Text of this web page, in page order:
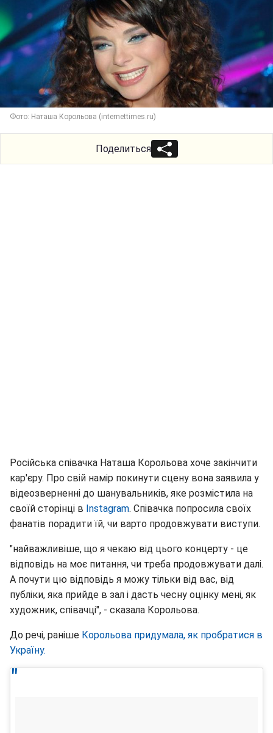
Фото: Наташа Корольова (internettimes.ru)
Поделиться
Російська співачка Наташа Корольова хоче закінчити
кар'єру. Про свій намір покинути сцену вона заявила у
відеозверненні до шанувальників, яке розмістила на
своїй сторінці в Instagram. Співачка попросила своїх
фанатів порадити їй, чи варто продовжувати виступи.
"найважливіше, що я чекаю від цього концерту - це
відповідь на моє питання, чи треба продовжувати далі.
А почути цю відповідь я можу тільки від вас, від
публіки, яка прийде в зал і дасть чесну оцінку мені, як
художник, співачці", - сказала Корольова.
До речі, раніше Корольова придумала, як пробратися в
Україну.